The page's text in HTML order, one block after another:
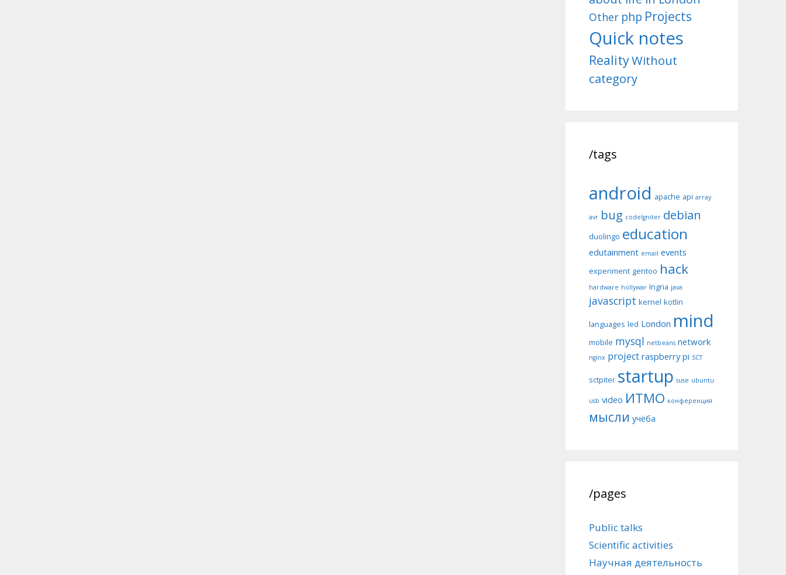
Other php Projects
Quick notes
RealityWithout
category
/tags
android apache api array
avr bug codeIgniter debian
duolingo education
edutainment email events
experiment gentoo hack
hardware hollywar Ingria java
javascript kernel kotlin
languages led London mind
mobile mysql netbeans network
nginx project raspberry pi SCT
sctpiter startup suse ubuntu
usb video ИТМО конференция
мысли учёба
/pages
Public talks
Scientific activities
Научная деятельность